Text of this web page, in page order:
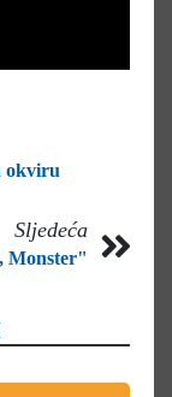
okviru
Sljedeća
Monster"